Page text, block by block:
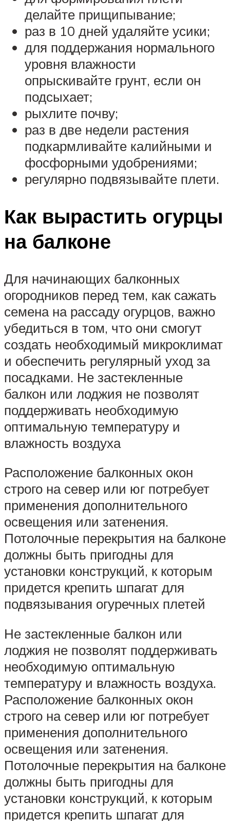
делайте прищипывание;
раз в 10 дней удаляйте усики;
для поддержания нормального
уровня влажности
опрыскивайте грунт, если он
подсыхает;
рыхлите почву;
раз в две недели растения
подкармливайте калийными и
фосфорными удобрениями;
регулярно подвязывайте плети.
Как вырастить огурцы
на балконе
Для начинающих балконных
огородников перед тем, как сажать
семена на рассаду огурцов, важно
убедиться в том, что они смогут
создать необходимый микроклимат
и обеспечить регулярный уход за
посадками. Не застекленные
балкон или лоджия не позволят
поддерживать необходимую
оптимальную температуру и
влажность воздуха
Расположение балконных окон
строго на север или юг потребует
применения дополнительного
освещения или затенения.
Потолочные перекрытия на балконе
должны быть пригодны для
установки конструкций, к которым
придется крепить шпагат для
подвязывания огуречных плетей
Не застекленные балкон или
лоджия не позволят поддерживать
необходимую оптимальную
температуру и влажность воздуха.
Расположение балконных окон
строго на север или юг потребует
применения дополнительного
освещения или затенения.
Потолочные перекрытия на балконе
должны быть пригодны для
установки конструкций, к которым
придется крепить шпагат для